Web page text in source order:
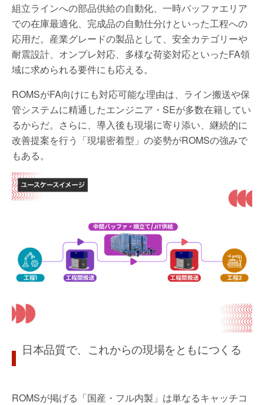
組立ラインへの部品供給の自動化、一時バッファエリア
での在庫最適化、完成品の自動仕分けといった工程への
応用だ。産業グレードの製品として、安全カテゴリーや
耐震設計、オンプレ対応、多様な荷姿対応といったFA領
域に求められる要件にも応える。
ROMSがFA向けにも対応可能な理由は、ライン搬送や保
管システムに精通したエンジニア・SEが多数在籍してい
るからだ。さらに、導入後も現場に寄り添い、継続的に
改善提案を行う「現場密着型」の姿勢がROMSの強みで
もある。
日本品質で、これからの現場をともにつくる
ROMSが掲げる「国産・フル内製」は単なるキャッチコ